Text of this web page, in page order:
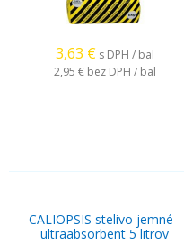
3,63 € s DPH / bal
2,95 € bez DPH / bal
CALIOPSIS stelivo jemné -
ultraabsorbent 5 litrov